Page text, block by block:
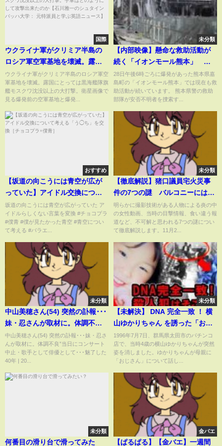
国際
ウクライナ軍がクリミア半島の
ロシア軍空軍基地を壊滅。露国
にとって黒海艦隊旗艦モスクワ
沈没以上の大打撃。宇軍はどの
ようにして攻撃出来たのか【石
学： 元特派員と学ぶ英語ニュー
ス】
ウクライナ軍がクリミア半島のロシア軍空
軍基地を壊滅。露国にとっては黒海艦隊旗
艦モスクワ沈没以上の大打撃。衛星画像で
見る爆発前の空軍基地と爆発...
未分類
【内部映像】懸命な救助活動が
続く「イオンモール熊本」 内
部は柱や壁が崩れ散乱(2026年7
月29日)
28日午後6時ごろに爆発があった熊本県嘉
島町の「イオンモール熊本」では現在も救
助活動が続いています。 熊本県警の救助
部隊が安否不明者を捜索す...
おすすめ
【坂道の向こうには青空が広が
っていた】アイドル交換につい
て考える「う◯ち」を交換［チ
ョコプラ×僕青］
坂道の向こうには青空が広がっていた ア
イドルらしくない言葉を変換 #チョコプラ
#僕青 #僕が見たかった青空 #青空につい
て考える #バラエ...
未分類
【徹底解説】猪口議員宅火災事
件の7つの謎 バルコニーには二
人いた？マスコミが公開した不
可解な動画
明らかに撮影技術がある人物による炎の中
の女性動画、当時の目撃情報、食い違う報
道など、不可解と思われる7つの謎につい
て徹底解説します。11月2...
未分類
中山美穂さん(54) 突然の訃報･･･
妹・忍さんが取材に。体調不
良”当日にコンサート中止・歌手
として俳優として･･･魅了した40
年 | 2024年12月6日
中山美穂さん(54) 突然の訃報･･･妹・忍さ
んが取材に。体調不良”当日にコンサート
中止・歌手として俳優として･･･魅了した
40年 | 20...
未分類
【未解決】 DNA 完全一致 ！ 横
山ゆかりちゃん を誘った「おじ
さん」の正体【太田市パチンコ
店女児失踪事件】
1996年7月7日、群馬県太田市のパチンコ
店で、当時4歳の横山ゆかりちゃんが突然
姿を消しました。ゆかりちゃんが母親に
「おじさん」について話し...
未分類
何番目の滑り台で滑ってみた
金バエ
【ぱるぱる】【金バエ】一週間